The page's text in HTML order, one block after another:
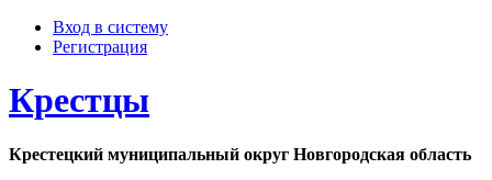
Вход в систему
Регистрация
Крестцы
Крестецкий муниципальный округ Новгородская область